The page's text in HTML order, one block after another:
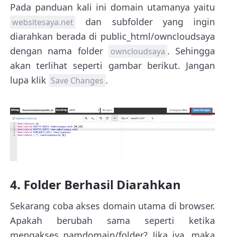
Pada panduan kali ini domain utamanya yaitu
websitesaya.net
dan subfolder yang ingin
diarahkan berada di public_html/owncloudsaya
dengan nama folder
owncloudsaya . Sehingga
akan terlihat seperti gambar berikut. Jangan
lupa klik Save Changes .
4. Folder Berhasil Diarahkan
Sekarang coba akses domain utama di browser.
Apakah berubah sama seperti ketika